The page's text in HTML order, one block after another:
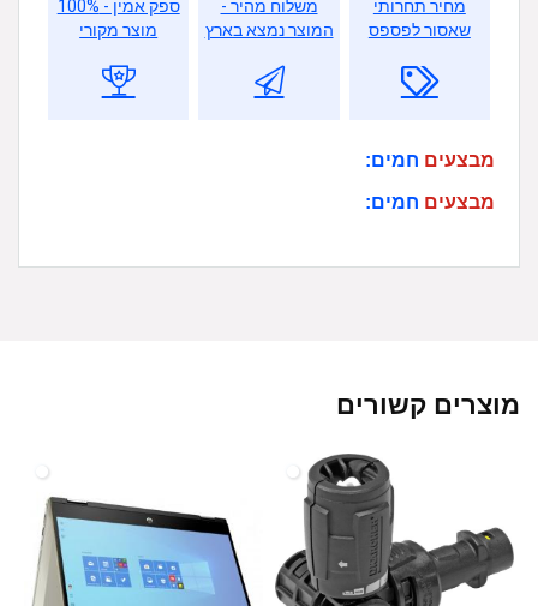
מחיר תחרותי
שאסור לפספס
משלוח מהיר -
המוצר נמצא בארץ
ספק אמין - 100%
מוצר מקורי
מבצעים חמים:
מבצעים חמים:
מוצרים קשורים